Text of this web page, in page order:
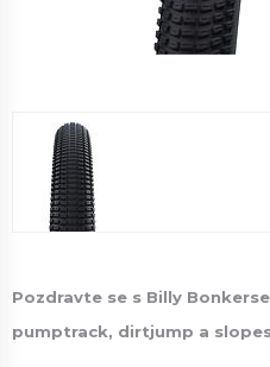
Pozdravte se s Billy
pumptrack, dirtjump a